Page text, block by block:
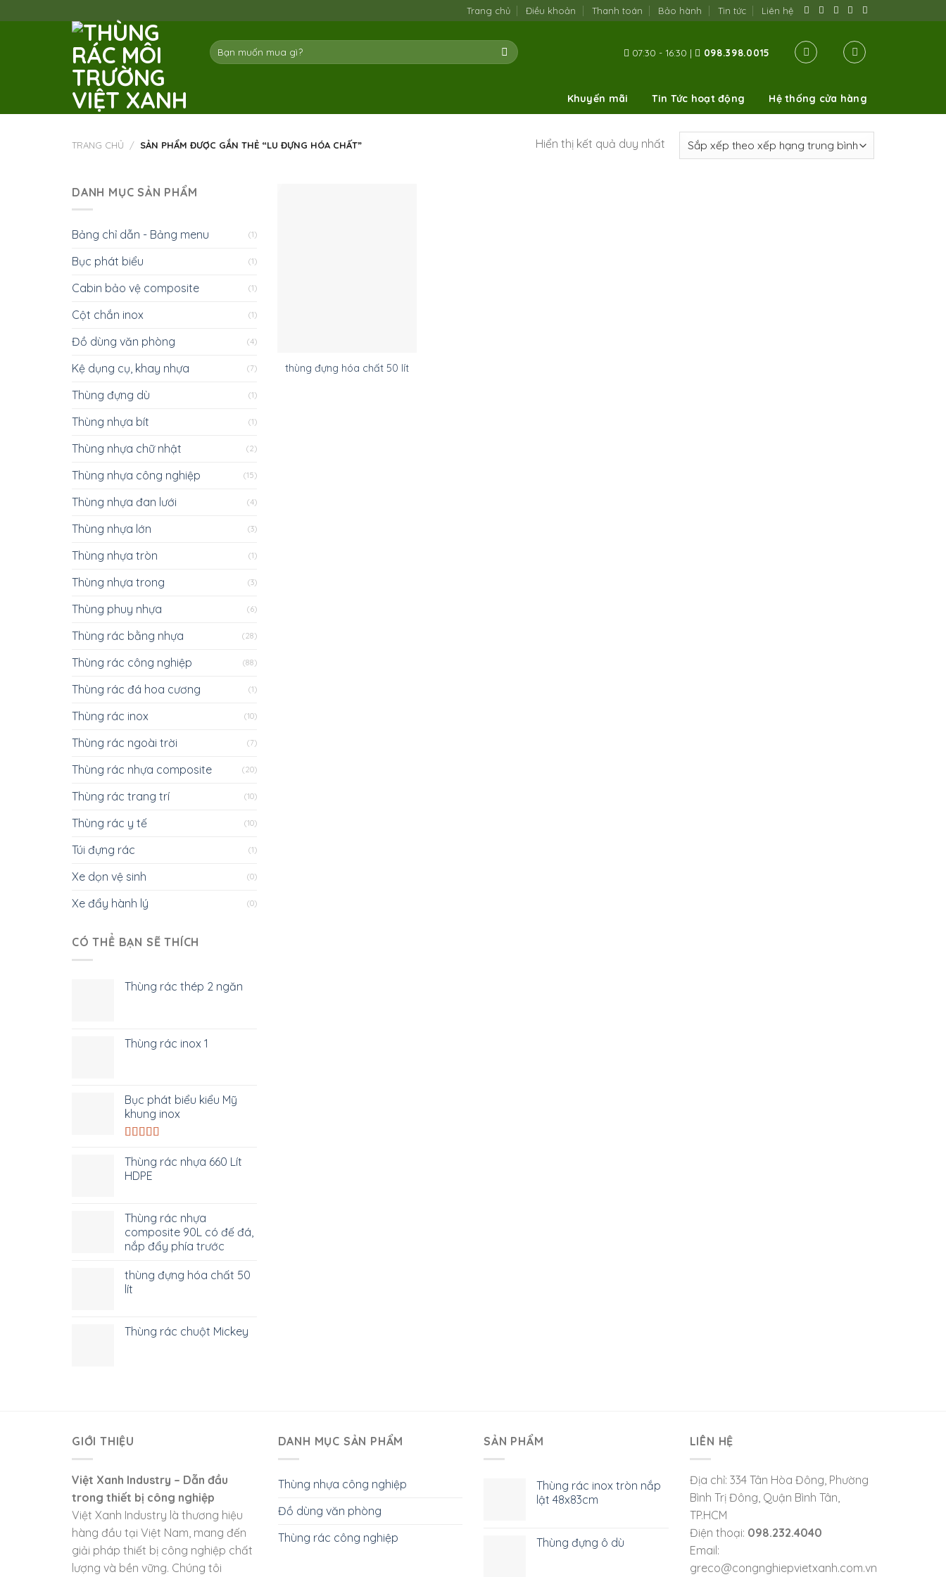
to
Trang chủ Điều khoản Thanh toán Bảo hành Tin tức Liên hệ
Tìm
kiếm:
07:30 - 16:30 | 098.398.0015
Khuyến mãi Tin Tức hoạt động Hệ thống cửa hàng
TRANG CHỦ / SẢN PHẨM ĐƯỢC GẮN THẺ “LU ĐỰNG HÓA CHẤT” Hiển thị kết quả duy nhất
DANH MỤC SẢN PHẨM
Bảng chỉ dẫn - Bảng menu (1)
Bục phát biểu (1)
Cabin bảo vệ composite (1)
Cột chắn inox (1)
Đồ dùng văn phòng (4)
Kệ dụng cụ, khay nhựa (7)
Thùng đựng dù (1)
Thùng nhựa bít (1)
Thùng nhựa chữ nhật (2)
Thùng nhựa công nghiệp (15)
Thùng nhựa đan lưới (4)
Thùng nhựa lớn (3)
Thùng nhựa tròn (1)
Thùng nhựa trong (3)
Thùng phuy nhựa (6)
Thùng rác bằng nhựa (28)
Thùng rác công nghiệp (88)
Thùng rác đá hoa cương (1)
Thùng rác inox (10)
Thùng rác ngoài trời (7)
Thùng rác nhựa composite (20)
Thùng rác trang trí (10)
Thùng rác y tế (10)
Túi đựng rác (1)
Xe dọn vệ sinh (0)
Xe đẩy hành lý (0)
CÓ THỂ BẠN SẼ THÍCH
Thùng rác thép 2 ngăn
Thùng rác inox 1
Bục phát biểu kiểu Mỹ
khung inox
hạng5.005
sao
Thùng rác nhựa 660 Lít
HDPE
Thùng rác nhựa
composite 90L có đế đá,
nắp đẩy phía trước
thùng đựng hóa chất 50
lít
Thùng rác chuột Mickey
thùng đựng hóa chất 50 lít
GIỚI THIỆU
Việt Xanh Industry – Dẫn đầu
trong thiết bị công nghiệp
Việt Xanh Industry là thương hiệu
hàng đầu tại Việt Nam, mang đến
giải pháp thiết bị công nghiệp chất
lượng và bền vững. Chúng tôi
DANH MỤC SẢN PHẨM
Thùng nhựa công nghiệp
Đồ dùng văn phòng
Thùng rác công nghiệp
SẢN PHẨM
Thùng rác inox tròn nắp
lật 48x83cm
Thùng đựng ô dù
LIÊN HỆ
Địa chỉ: 334 Tân Hòa Đông, Phường
Bình Trị Đông, Quận Bình Tân,
TP.HCM
Điện thoại: 098.232.4040
Email:
greco@congnghiepvietxanh.com.vn